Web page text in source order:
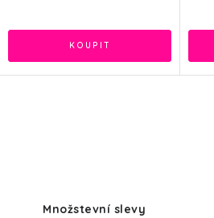
Množstevní slevy